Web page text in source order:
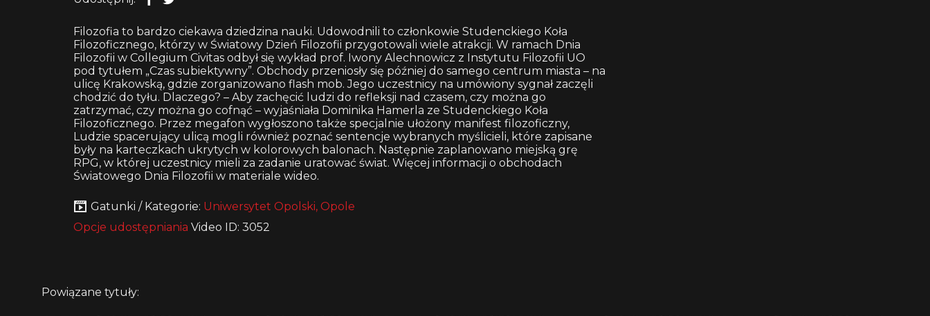
Filozofia to bardzo ciekawa dziedzina nauki. Udowodnili to członkowie Studenckiego Koła
Filozoficznego, którzy w Światowy Dzień Filozofii przygotowali wiele atrakcji. W ramach Dnia
Filozofii w Collegium Civitas odbył się wykład prof. Iwony Alechnowicz z Instytutu Filozofii UO
pod tytułem „Czas subiektywny”. Obchody przeniosły się później do samego centrum miasta – na
ulicę Krakowską, gdzie zorganizowano flash mob. Jego uczestnicy na umówiony sygnał zaczęli
chodzić do tyłu. Dlaczego? – Aby zachęcić ludzi do refleksji nad czasem, czy można go
zatrzymać, czy można go cofnąć – wyjaśniała Dominika Hamerla ze Studenckiego Koła
Filozoficznego. Przez megafon wygłoszono także specjalnie ułożony manifest filozoficzny,
Ludzie spacerujący ulicą mogli również poznać sentencje wybranych myślicieli, które zapisane
były na karteczkach ukrytych w kolorowych balonach. Następnie zaplanowano miejską grę
RPG, w której uczestnicy mieli za zadanie uratować świat. Więcej informacji o obchodach
Światowego Dnia Filozofii w materiale wideo.
Gatunki / Kategorie: Uniwersytet Opolski, Opole
Opcje udostępniania Video ID: 3052
Powiązane tytuły: